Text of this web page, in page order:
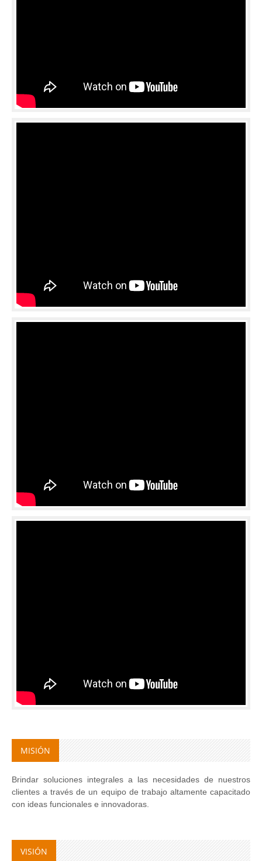
MISIÓN
Brindar soluciones integrales a las necesidades de nuestros
clientes a través de un equipo de trabajo altamente capacitado
con ideas funcionales e innovadoras.
VISIÓN